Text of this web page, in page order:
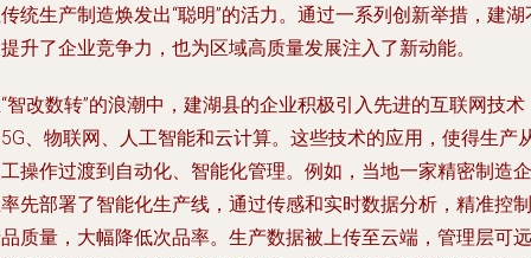
统生产制造焕发出“聪明”的活力。通过一系列创新举措，建湖
升了企业竞争力，也为区域高质量发展注入了新动能。
智改数转”的浪潮中，建湖县的企业积极引入先进的互联网技术
、物联网、人工智能和云计算。这些技术的应用，使得生产
操作过渡到自动化、智能化管理。例如，当地一家精密制造企
先部署了智能化生产线，通过传感和实时数据分析，精准控制
质量，大幅降低次品率。生产数据被上传至云端，管理层可远